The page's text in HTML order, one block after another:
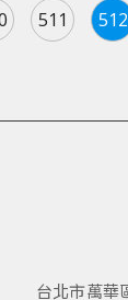
511 512
台北市萬華